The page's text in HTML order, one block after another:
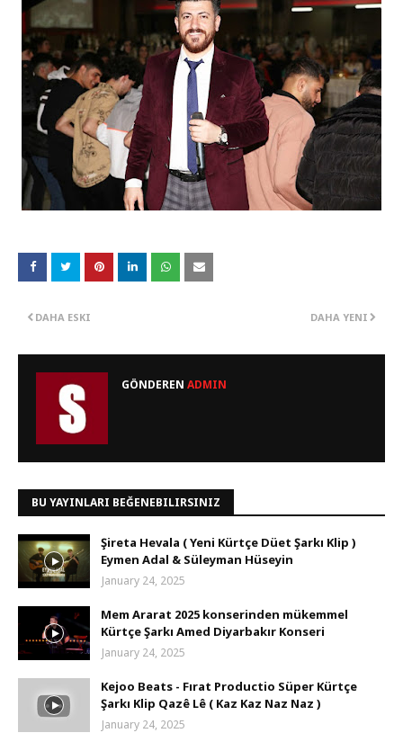
DAHA YENI
DAHA ESKI
GÖNDEREN ADMIN
BU YAYINLARI BEĞENEBILIRSINIZ
Şireta Hevala ( Yeni Kürtçe Düet Şarkı Klip )
Eymen Adal & Süleyman Hüseyin
January 24, 2025
Mem Ararat 2025 konserinden mükemmel
Kürtçe Şarkı Amed Diyarbakır Konseri
January 24, 2025
Kejoo Beats - Fırat Productio Süper Kürtçe
Şarkı Klip Qazê Lê ( Kaz Kaz Naz Naz )
January 24, 2025